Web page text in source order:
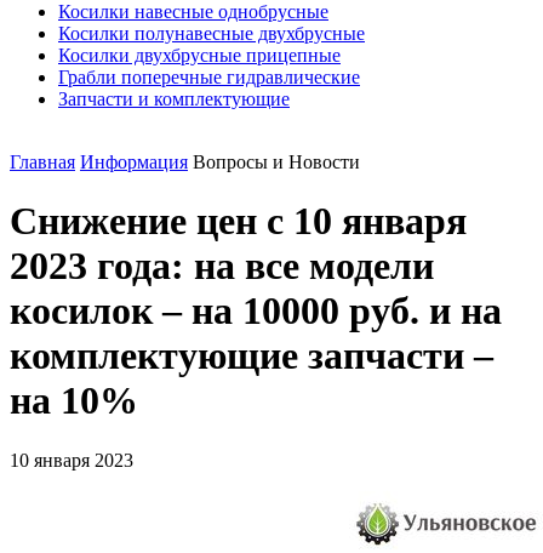
Косилки навесные однобрусные
Косилки полунавесные двухбрусные
Косилки двухбрусные прицепные
Грабли поперечные гидравлические
Запчасти и комплектующие
Главная Информация Вопросы и Новости
Снижение цен с 10 января
2023 года: на все модели
косилок – на 10000 руб. и на
комплектующие запчасти –
на 10%
10 января 2023